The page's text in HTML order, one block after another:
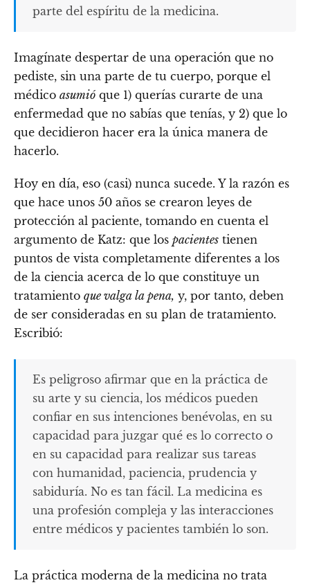
parte del espíritu de la medicina.
Imagínate despertar de una operación que no
pediste, sin una parte de tu cuerpo, porque el
médico asumió que 1) querías curarte de una
enfermedad que no sabías que tenías, y 2) que lo
que decidieron hacer era la única manera de
hacerlo.
Hoy en día, eso (casi) nunca sucede. Y la razón es
que hace unos 50 años se crearon leyes de
protección al paciente, tomando en cuenta el
argumento de Katz: que los pacientes tienen
puntos de vista completamente diferentes a los
de la ciencia acerca de lo que constituye un
tratamiento que valga la pena, y, por tanto, deben
de ser consideradas en su plan de tratamiento.
Escribió:
Es peligroso afirmar que en la práctica de
su arte y su ciencia, los médicos pueden
confiar en sus intenciones benévolas, en su
capacidad para juzgar qué es lo correcto o
en su capacidad para realizar sus tareas
con humanidad, paciencia, prudencia y
sabiduría. No es tan fácil. La medicina es
una profesión compleja y las interacciones
entre médicos y pacientes también lo son.
La práctica moderna de la medicina no trata